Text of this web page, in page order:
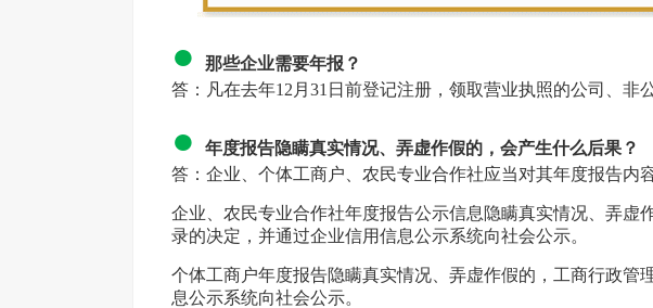
●
那些企业需要年报？
答：凡在去年12月31日前登记注册，领取营业执照的公司、
●
年度报告隐瞒真实情况、弄虚作假的，会产生什么后果？
答：企业、个体工商户、农民专业合作社应当对其年度报告内
企业、农民专业合作社年度报告公示信息隐瞒真实情况、弄
录的决定，并通过企业信用信息公示系统向社会公示。
个体工商户年度报告隐瞒真实情况、弄虚作假的，工商行政
息公示系统向社会公示。